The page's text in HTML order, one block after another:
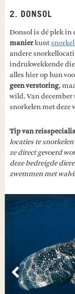
2. DONSOL
Donsol is dé plek in
manierkunt
andere
indrukwekkende
alles hier op hun
geen verstoring,
wild. Van december
snorkelen met deze
Tip van
locaties te
ze direct gevoerd
deze bedreigde
zwemmen met
Vorige